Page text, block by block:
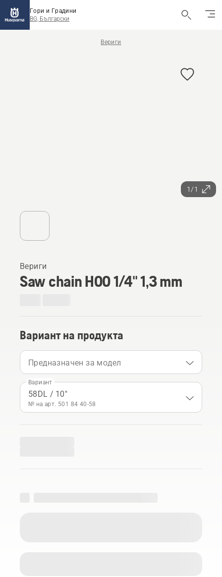
Гори и Градини
BG, Български
Вериги
1/1
Вериги
Saw chain H00 1/4" 1,3 mm
Вариант на продукта
Предназначен за модел
Вариант
58DL / 10"
№ на арт. 501 84 40‑58